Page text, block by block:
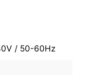
/ 50-60Hz